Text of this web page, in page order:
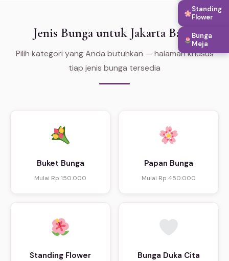
Jenis Bunga untuk Jakarta Barat
Pilih kategori yang Anda butuhkan — halaman khusus
tiap jenis bunga tersedia
Buket Bunga
Mulai Rp 150.000
Papan Bunga
Mulai Rp 450.000
Standing Flower Bunga Duka Cita
Standing
Flower
Bunga
Meja